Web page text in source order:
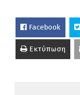
Facebook
Εκτύπωση